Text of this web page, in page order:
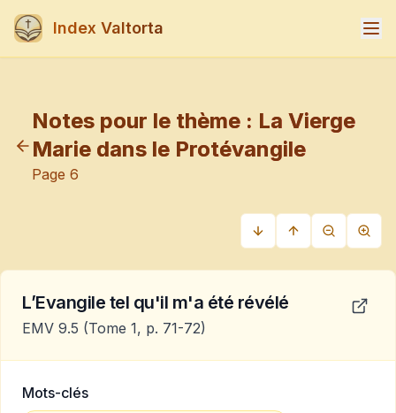
Index Valtorta
Notes pour le thème : La Vierge
Marie dans le Protévangile
Page 6
L’Evangile tel qu'il m'a été révélé
EMV 9.5 (Tome 1, p. 71-72)
Mots-clés